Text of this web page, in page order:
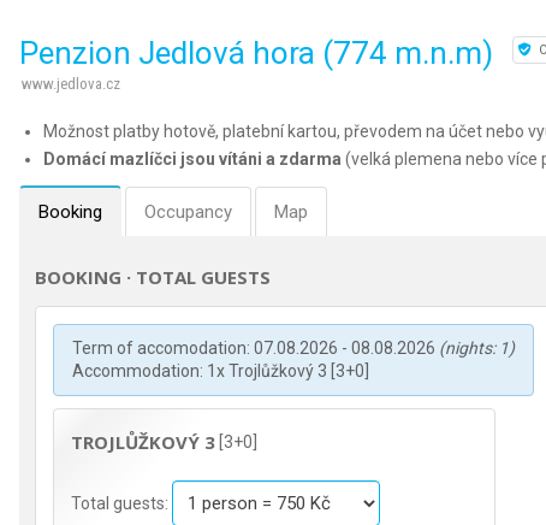
Penzion Jedlová hora (774 m.n.m)
www.jedlova.cz
Možnost platby hotově, platební kartou, převodem na účet nebo
Domácí mazlíčci jsou vítáni a zdarma (velká plemena nebo více
Booking Occupancy Map
BOOKING · TOTAL GUESTS
Term of accomodation: 07.08.2026 - 08.08.2026 (nights: 1)
Accommodation: 1x Trojlůžkový 3 [3+0]
TROJLŮŽKOVÝ 3 [3+0]
Total guests: